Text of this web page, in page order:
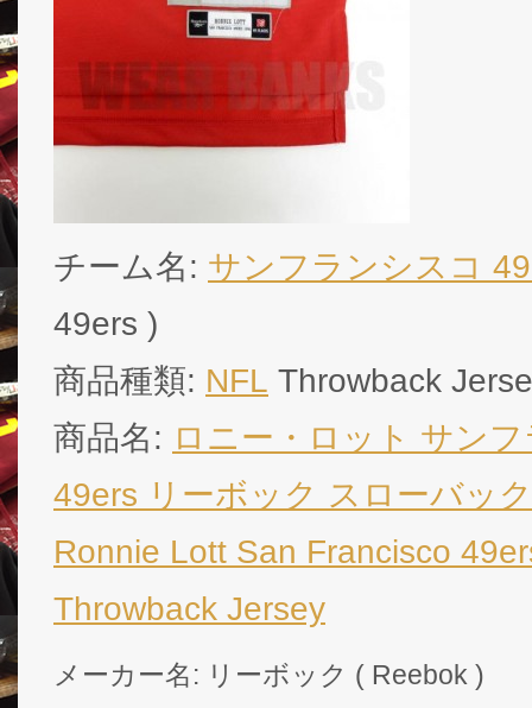
チーム名: サンフランシスコ
49ers )
商品種類: NFL Throwback
商品名: ロニー・ロット サン
49ers リーボック スローバッ
Ronnie Lott San Francisco
Throwback Jersey
メーカー名: リーボック ( Reebok )